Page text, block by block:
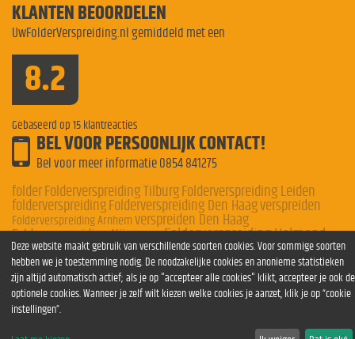
KLANTEN BEOORDELEN
UwFolderVerspreiding.nl gemiddeld met een
8.2
Gebaseerd op 15 klantreacties
BEL VOOR PERSOONLIJK CONTACT!
Bel voor meer informatie 0854 841275
folder Folderverspreiding Tilburg Folderverspreiding Leiden
folderverspreiding Folderverspreiding Den Haagverspreiden
Folderverspreiding Arnhem verspreiden Den Haag
Folderverspreiding NijmegenFolderverspreiding Helmond
Folderverspreiding Nederland
Deze website maakt gebruik van verschillende soorten cookies. Voor sommige soorten
hebben we je toestemming nodig. De noodzakelijke cookies en anonieme statistieken
zijn altijd automatisch actief; als je op "accepteer alle cookies" klikt, accepteer je ook de
optionele cookies. Wanneer je zelf wilt kiezen welke cookies je aanzet, klik je op “cookie
instellingen”.